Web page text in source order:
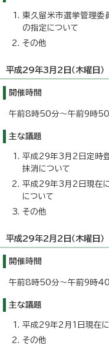
東久留米市選挙管理委
の指定について
その他
平成29年3月2日（木曜日）
開催時間
午前8時50分～午前9時
主な議題
平成29年3月2日定時
抹消について
平成29年3月2日現在
について
その他
平成29年2月2日（木曜日）
開催時間
午前8時50分～午前9時
主な議題
平成29年2月1日現在
その他